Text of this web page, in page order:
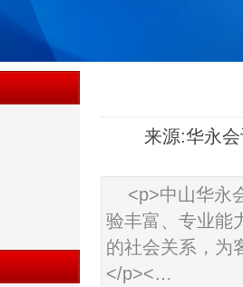
来源:华永
<p>中山华永
验丰富、专业能
的社会关系，为
</p><…